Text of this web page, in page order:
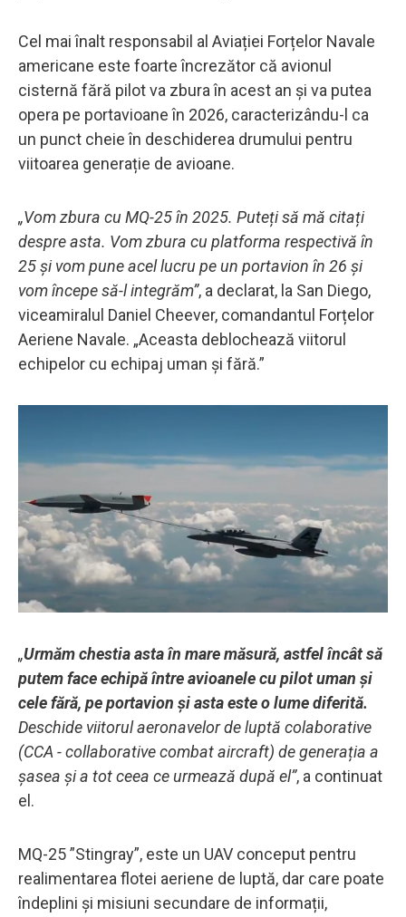
Cel mai înalt responsabil al Aviației Forțelor Navale
americane este foarte încrezător că avionul
cisternă fără pilot va zbura în acest an și va putea
opera pe portavioane în 2026, caracterizându-l ca
un punct cheie în deschiderea drumului pentru
viitoarea generație de avioane.
„Vom zbura cu MQ-25 în 2025. Puteți să mă citați
despre asta. Vom zbura cu platforma respectivă în
25 și vom pune acel lucru pe un portavion în 26 și
vom începe să-l integrăm”, a declarat, la San Diego,
viceamiralul Daniel Cheever, comandantul Forțelor
Aeriene Navale. „Aceasta deblochează viitorul
echipelor cu echipaj uman și fără.”
„Urmăm chestia asta în mare măsură, astfel încât să
putem face echipă între avioanele cu pilot uman și
cele fără, pe portavion și asta este o lume diferită.
Deschide viitorul aeronavelor de luptă colaborative
(CCA - collaborative combat aircraft) de generația a
șasea și a tot ceea ce urmează după el”, a continuat
el.
MQ-25 ”Stingray”, este un UAV conceput pentru
realimentarea flotei aeriene de luptă, dar care poate
îndeplini și misiuni secundare de informații,